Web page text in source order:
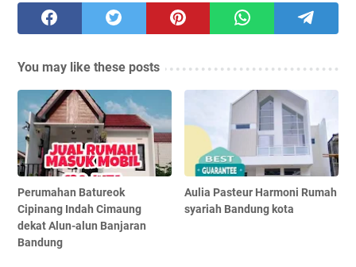
You may like these posts
Perumahan Batureok
Cipinang Indah Cimaung
dekat Alun-alun Banjaran
Bandung
Aulia Pasteur Harmoni Rumah
syariah Bandung kota